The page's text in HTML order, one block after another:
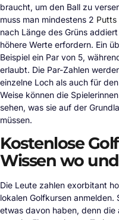
braucht, um den Ball zu
muss man mindestens 2 Putts
nach Länge des Grüns
höhere Werte erfordern. Ein
Beispiel ein Par von 5,
erlaubt. Die Par-Zahlen
einzelne Loch als auch für
Weise können die
sehen, was sie auf der
müssen.
Kostenlose
Wissen wo
Die Leute zahlen exorbitant
lokalen Golfkursen anmelden.
etwas davon haben, denn die